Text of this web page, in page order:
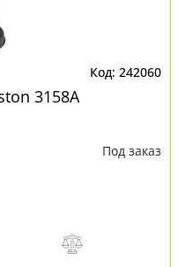
242060
3158A
Под заказ